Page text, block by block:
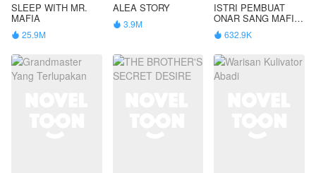
SLEEP WITH MR.
MAFIA
 25.9M
ALEA STORY
 3.9M
ISTRI PEMBUAT
ONAR SANG MAFIA
KEJAM
 632.9K